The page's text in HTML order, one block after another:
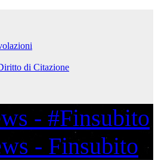
di Citazione
- #Finsubito
- Finsubito